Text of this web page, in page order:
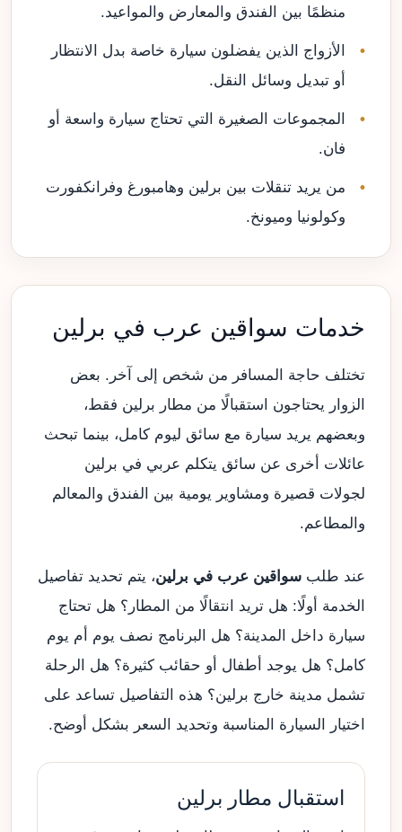
منظمًا بين الفندق والمعارض والمواعيد.
الأزواج الذين يفضلون سيارة خاصة بدل الانتظار
أو تبديل وسائل النقل.
المجموعات الصغيرة التي تحتاج سيارة واسعة أو
فان.
من يريد تنقلات بين برلين وهامبورغ وفرانكفورت
وكولونيا وميونخ.
خدمات سواقين عرب في برلين
تختلف حاجة المسافر من شخص إلى آخر. بعض
الزوار يحتاجون استقبالًا من مطار برلين فقط،
وبعضهم يريد سيارة مع سائق ليوم كامل، بينما تبحث
عائلات أخرى عن سائق يتكلم عربي في برلين
لجولات قصيرة ومشاوير يومية بين الفندق والمعالم
والمطاعم.
عند طلب سواقين عرب في برلين، يتم تحديد تفاصيل
الخدمة أولًا: هل تريد انتقالًا من المطار؟ هل تحتاج
سيارة داخل المدينة؟ هل البرنامج نصف يوم أم يوم
كامل؟ هل يوجد أطفال أو حقائب كثيرة؟ هل الرحلة
تشمل مدينة خارج برلين؟ هذه التفاصيل تساعد على
اختيار السيارة المناسبة وتحديد السعر بشكل أوضح.
استقبال مطار برلين